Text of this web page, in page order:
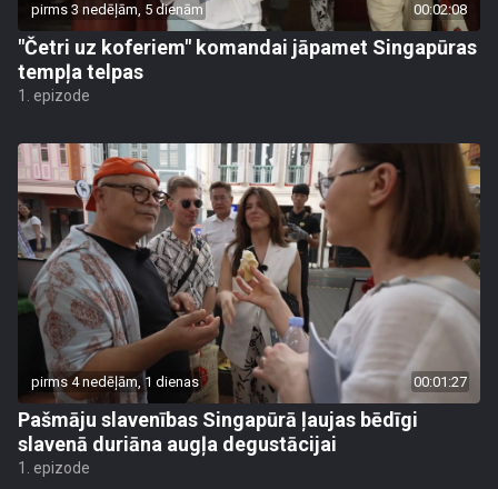
pirms 3 nedēļām, 5 dienām 00:02:08
"Četri uz koferiem" komandai jāpamet Singapūras
tempļa telpas
1. epizode
pirms 4 nedēļām, 1 dienas 00:01:27
Pašmāju slavenības Singapūrā ļaujas bēdīgi
slavenā duriāna augļa degustācijai
1. epizode